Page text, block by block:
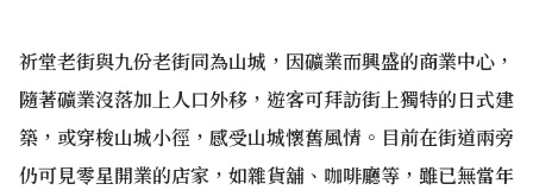
祈堂老街與九份老街同為山城，因礦業而興盛的商業中心，
隨著礦業沒落加上人口外移，遊客可拜訪街上獨特的日式建
築，或穿梭山城小徑，感受山城懷舊風情。目前在街道兩旁
仍可見零星開業的店家，如雜貨舖、咖啡廳等，雖已無當年